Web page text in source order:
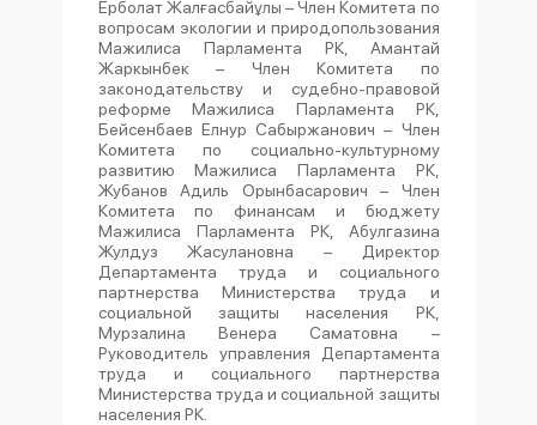
Ерболат Жалғасбайұлы – Член Комитета по
вопросам экологии и природопользования
Мажилиса Парламента РК, Амантай
Жаркынбек – Член Комитета по
законодательству и судебно-правовой
реформе Мажилиса Парламента РК,
Бейсенбаев Елнур Сабыржанович – Член
Комитета по социально-культурному
развитию Мажилиса Парламента РК,
Жубанов Адиль Орынбасарович – Член
Комитета по финансам и бюджету
Мажилиса Парламента РК, Абулгазина
Жулдуз Жасулановна – Директор
Департамента труда и социального
партнерства Министерства труда и
социальной защиты населения РК,
Мурзалина Венера Саматовна –
Руководитель управления Департамента
труда и социального партнерства
Министерства труда и социальной защиты
населения РК.